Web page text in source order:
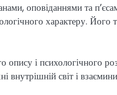
оповіданнями та
характеру.
і психологічного
внутрішній світ і